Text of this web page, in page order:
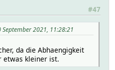
#47
2021, 11:28:21
da die Abhaengigkeit
etwas kleiner ist.